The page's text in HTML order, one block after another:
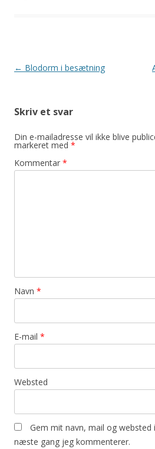
Indlægsnavigation
← Blodorm i besætning
Skriv et svar
Din e-mailadresse vil ikke blive
markeret med *
Kommentar *
Navn *
E-mail *
Websted
Gem mit navn, mail og websted
næste gang jeg kommenterer.